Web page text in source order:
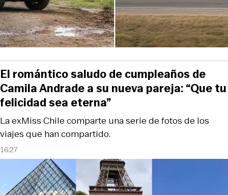
16:27
La exMiss Chile comparte una serie de fotos de los
viajes que han compartido.
El romántico saludo de cumpleaños de
Camila Andrade a su nueva pareja: “Que tu
felicidad sea eterna”